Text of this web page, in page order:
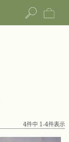
4件中 1 -4件表示